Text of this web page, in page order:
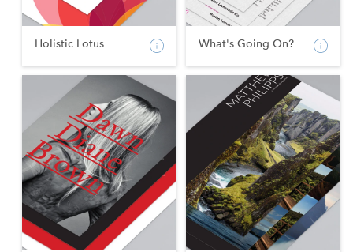
Holistic Lotus What's Going On?